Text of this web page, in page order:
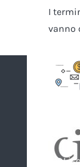
CIDI
I
vanno